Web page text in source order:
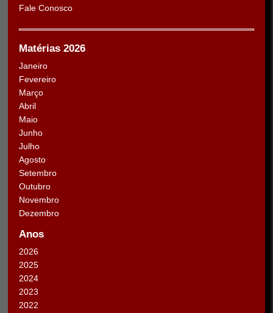
Fale Conosco
Matérias 2026
Janeiro
Fevereiro
Março
Abril
Maio
Junho
Julho
Agosto
Setembro
Outubro
Novembro
Dezembro
Anos
2026
2025
2024
2023
2022